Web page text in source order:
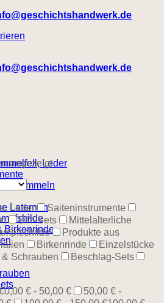
Leder
Trommeln
Laternen
Birkenrinde
angezeigt
Leder
Saiteninstrumente
DIY-Sets
Mittelalterliche
Produkte aus
Birkenrinde
Einzelstücke
Schrauben
Beschlag-Sets
0,00 € - 50,00 €
50,00 € -